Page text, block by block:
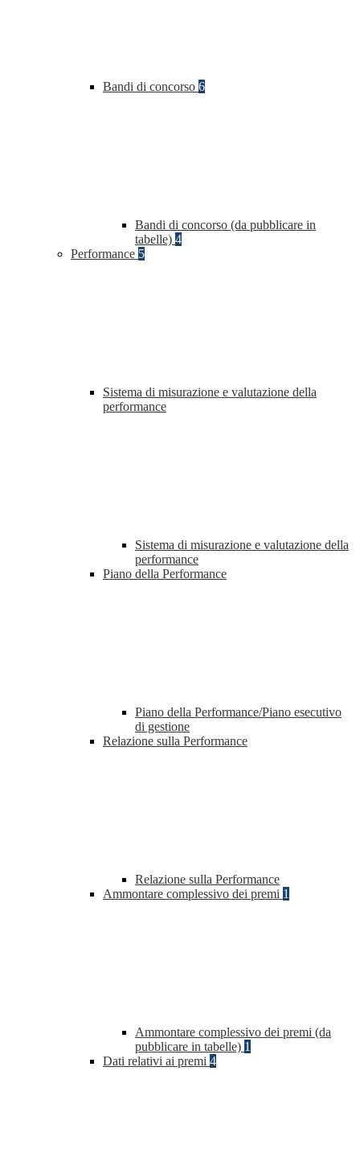
Bandi di concorso 6
Bandi di concorso (da pubblicare in
tabelle) 4
Performance 5
Sistema di misurazione e valutazione della
performance
Sistema di misurazione e valutazione della
performance
Piano della Performance
Piano della Performance/Piano esecutivo
di gestione
Relazione sulla Performance
Relazione sulla Performance
Ammontare complessivo dei premi 1
Ammontare complessivo dei premi (da
pubblicare in tabelle) 1
Dati relativi ai premi 4